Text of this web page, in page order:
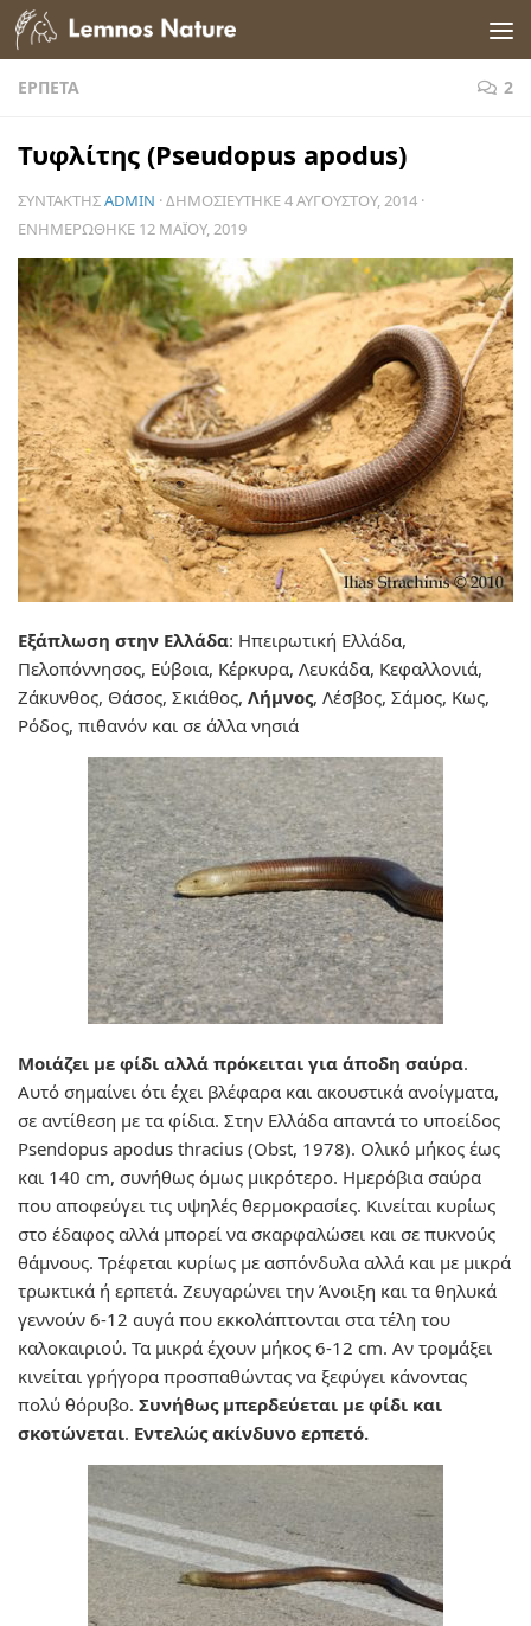
Skip to content
ΕΡΠΕΤΆ 2
Τυφλίτης (Pseudopus apodus)
ΣΥΝΤΆΚΤΗΣADMIN · ΔΗΜΟΣΙΕΎΤΗΚΕ4 ΑΥΓΟΎΣΤΟΥ, 2014 ·
ΕΝΗΜΕΡΏΘΗΚΕ 12 ΜΑΪ́ΟΥ, 2019
Εξάπλωση στην Ελλάδα: Ηπειρωτική Ελλάδα,
Πελοπόννησος, Εύβοια, Κέρκυρα, Λευκάδα, Κεφαλλονιά,
Ζάκυνθος, Θάσος, Σκιάθος, Λήμνος, Λέσβος, Σάμος, Κως,
Ρόδος, πιθανόν και σε άλλα νησιά
Μοιάζει με φίδι αλλά πρόκειται για άποδη σαύρα.
Αυτό σημαίνει ότι έχει βλέφαρα και ακουστικά ανοίγματα,
σε αντίθεση με τα φίδια. Στην Ελλάδα απαντά το υποείδος
Psendopus apodus thracius (Obst, 1978). Ολικό μήκος έως
και 140 cm, συνήθως όμως μικρότερο. Ημερόβια σαύρα
που αποφεύγει τις υψηλές θερμοκρασίες. Κινείται κυρίως
στο έδαφος αλλά μπορεί να σκαρφαλώσει και σε πυκνούς
θάμνους. Τρέφεται κυρίως με ασπόνδυλα αλλά και με μικρά
τρωκτικά ή ερπετά. Ζευγαρώνει την Άνοιξη και τα θηλυκά
γεννούν 6-12 αυγά που εκκολάπτονται στα τέλη του
καλοκαιριού. Τα μικρά έχουν μήκος 6-12 cm. Αν τρομάξει
κινείται γρήγορα προσπαθώντας να ξεφύγει κάνοντας
πολύ θόρυβο. Συνήθως μπερδεύεται με φίδι και
σκοτώνεται. Εντελώς ακίνδυνο ερπετό.